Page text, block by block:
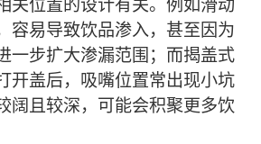
容易导致饮品渗入，甚至因为
一步扩大渗漏范围；而揭盖式
开盖后，吸嘴位置常出现小坑
阔且较深，可能会积聚更多饮